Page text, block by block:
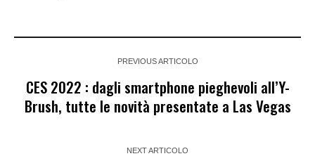
PREVIOUS ARTICOLO
CES 2022 : dagli smartphone pieghevoli all’Y-
Brush, tutte le novità presentate a Las Vegas
NEXT ARTICOLO